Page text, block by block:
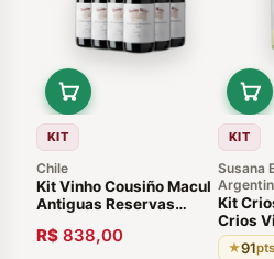
KIT
Chile
Kit Vinho Cousiño Macul
Antiguas Reservas
Maipo- 6 Garrafas
R$ 838,00
KIT
Susana
Kit
Crios
★91